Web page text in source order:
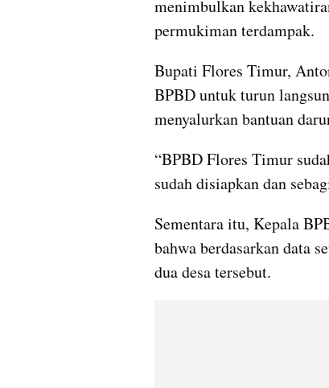
menimbulkan
permukiman terdampak.
Bupati Flores Timur,
BPBD untuk turun
menyalurkan bantuan
“BPBD Flores Timur
sudah disiapkan dan
Sementara itu, Kepala
bahwa berdasarkan data
dua desa tersebut.